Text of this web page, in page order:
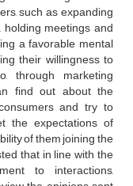
such as expanding
meetings and
a favorable mental
their willingness to
through marketing
find out about the
and try to
the expectations of
of them joining the
that in line with the
to interactions,